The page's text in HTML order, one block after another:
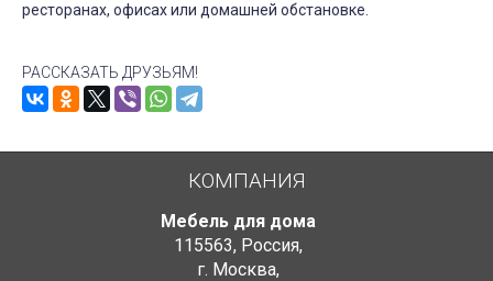
ресторанах, офисах или домашней обстановке.
РАССКАЗАТЬ ДРУЗЬЯМ!
КОМПАНИЯ
Мебель для дома
115563, Россия,
г. Москва,